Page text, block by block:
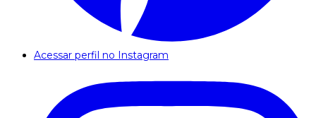
Acessar perfil no Instagram